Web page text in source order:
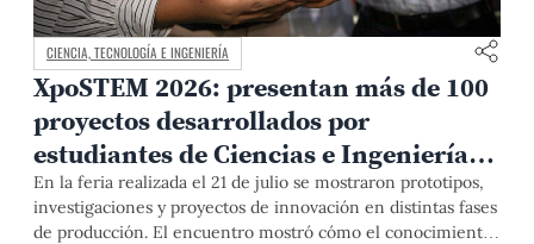
CIENCIA, TECNOLOGÍA E INGENIERÍA
XpoSTEM 2026: presentan más de 100
proyectos desarrollados por
estudiantes de Ciencias e Ingeniería
PUCP orientados a atender
necesidades del país
En la feria realizada el 21 de julio se mostraron prototipos,
investigaciones y proyectos de innovación en distintas fases
de producción. El encuentro mostró cómo el conocimiento